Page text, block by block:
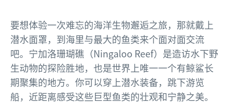
要想体验一次难忘的海洋生物邂逅之旅，那就戴上
潜水面罩，到海里与最大的鱼类来个面对面交流
吧。宁加洛珊瑚礁（Ningaloo Reef）是造访水下野
生动物的探险胜地，也是世界上唯一一个有鲸鲨长
期聚集的地方。你可以穿上潜水装备，跳下游览
船，近距离感受这些巨型鱼类的壮观和宁静之美。